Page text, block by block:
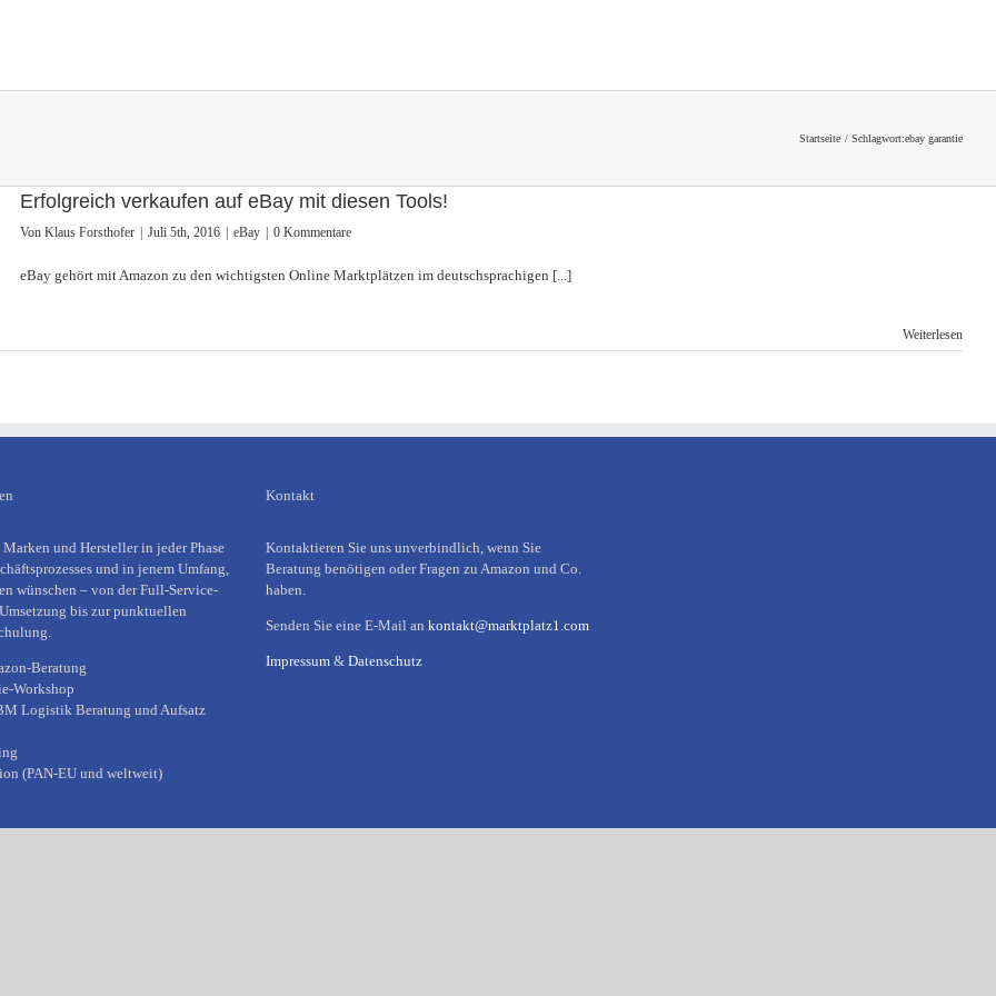
Startseite Schlagwort:ebay garantie
Erfolgreich verkaufen auf eBay mit diesen Tools!
Von Klaus Forsthofer Juli 5th, 2016 eBay 0 Kommentare
eBay gehört mit Amazon zu den wichtigsten Online Marktplätzen im deutschsprachigen [...]
Weiterlesen
und Hersteller in jeder Phase
und in jenem Umfang,
wünschen – von der Full-Service-
bis zur punktuellen
Beratung
Workshop
Logistik Beratung und Aufsatz
(PAN-EU und weltweit)
Kontakt
Kontaktieren Sie uns unverbindlich, wenn Sie
Beratung benötigen oder Fragen zu Amazon und Co.
haben.
Senden Sie eine E-Mail an kontakt@marktplatz1.com
Impressum & Datenschutz